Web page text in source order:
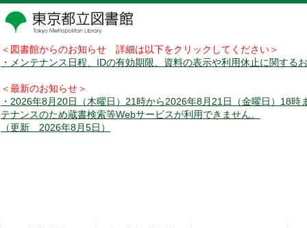
＜図書館からのお知らせ 詳細は以下をクリックしてください＞
・メンテナンス日程、IDの有効期限、資料の表示や利用休止に関する
＜最新のお知らせ＞
・2026年8月20日（木曜日）21時から2026年8月21日（金曜日）18時
テナンスのため蔵書検索等Webサービスが利用できません。
（更新 2026年8月5日）